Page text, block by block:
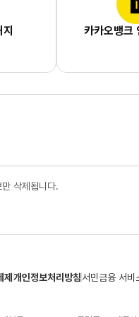
카카오뱅크
삭제됩니다.
개인정보처리방침서민금융 서비